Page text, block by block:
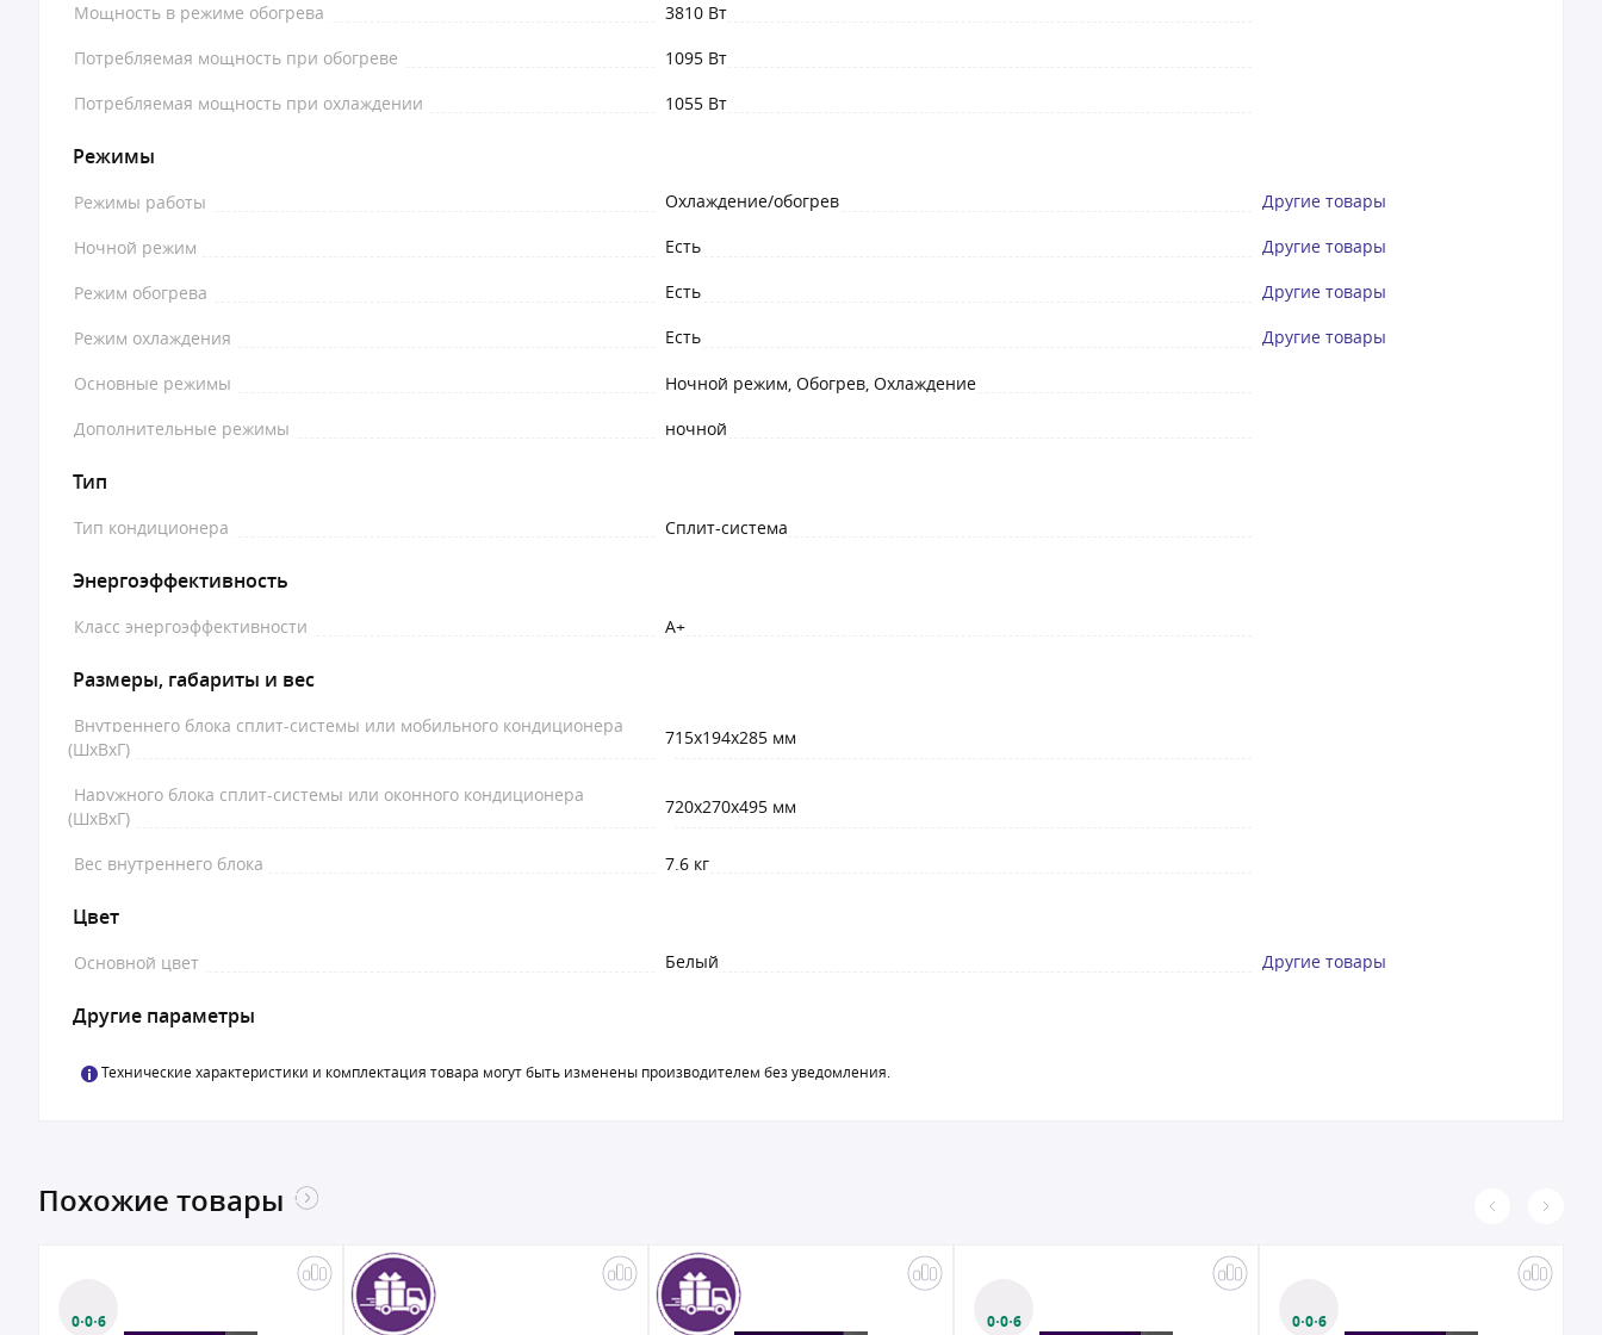
Мощность в режиме обогрева
3810 Вт
Потребляемая мощность при обогреве
1095 Вт
Потребляемая мощность при охлаждении
1055 Вт
Режимы
Режимы работы Охлаждение/обогрев Другие товары
Ночной режим Есть Другие товары
Режим обогрева Есть Другие товары
Режим охлаждения Есть Другие товары
Основные режимы
Ночной режим, Обогрев, Охлаждение
Дополнительные режимы
ночной
Тип
Тип кондиционера Сплит-система
Энергоэффективность
Класс энергоэффективности A+
Размеры, габариты и вес
Внутреннего блока сплит-системы или мобильного кондиционера
(ШxВxГ)
715x194x285 мм
Наружного блока сплит-системы или оконного кондиционера
(ШxВxГ)
720x270x495 мм
Вес внутреннего блока 7.6 кг
Цвет
Основной цвет Белый Другие товары
Другие параметры
Технические характеристики и комплектация товара могут быть изменены производителем без уведомления.
Похожие товары
0·0·6 0·0·6 0·0·6